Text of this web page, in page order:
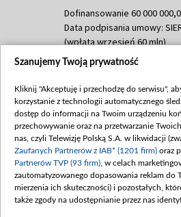
Dofinansowanie 60 000
Data podpisania umowy:
(wpłata wrzesień 60 mln)
Dofinansowanie 635 783
(wpłata wrzesień 100 mln,
mln, listopad 265 mln)
Dofinansowanie 48 862
Data podpisania umowy:
(wpłata grudzień 60,548 mln)
Dofinansowanie 900 000
Data podpisania umowy:
Szanujemy Twoją prywatność
Kliknij "Akceptuję i przechodzę do serwisu",
korzystanie z technologii automatycznego
dostęp do informacji na Twoim urządzeniu
przechowywanie oraz na przetwarzanie
nas, czyli Telewizję Polską S.A. w likwidacji
Zaufanych Partnerów z IAB* (1201 firm) oraz
Partnerów TVP (93 firm) , w celach
zautomatyzowanego dopasowania reklam do
mierzenia ich skuteczności) i pozostałych,
także zgody na udostępnianie przez nas